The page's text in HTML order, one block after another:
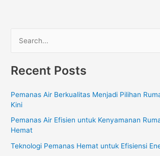
a
c
f
Recent Posts
Pemanas Air Berkualitas Menjadi Pilihan
Kini
Pemanas Air Efisien untuk Kenyamanan
Hemat
Teknologi Pemanas Hemat untuk Efisiensi